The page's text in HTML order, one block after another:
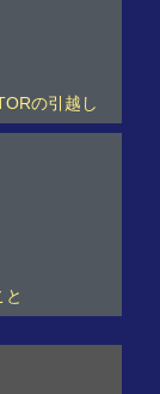
の引越し